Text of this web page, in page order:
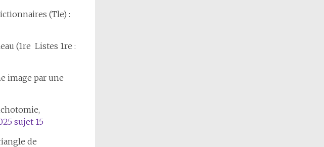
(Tle) :
(1re Listes 1re :
image par une
sujet 15
de